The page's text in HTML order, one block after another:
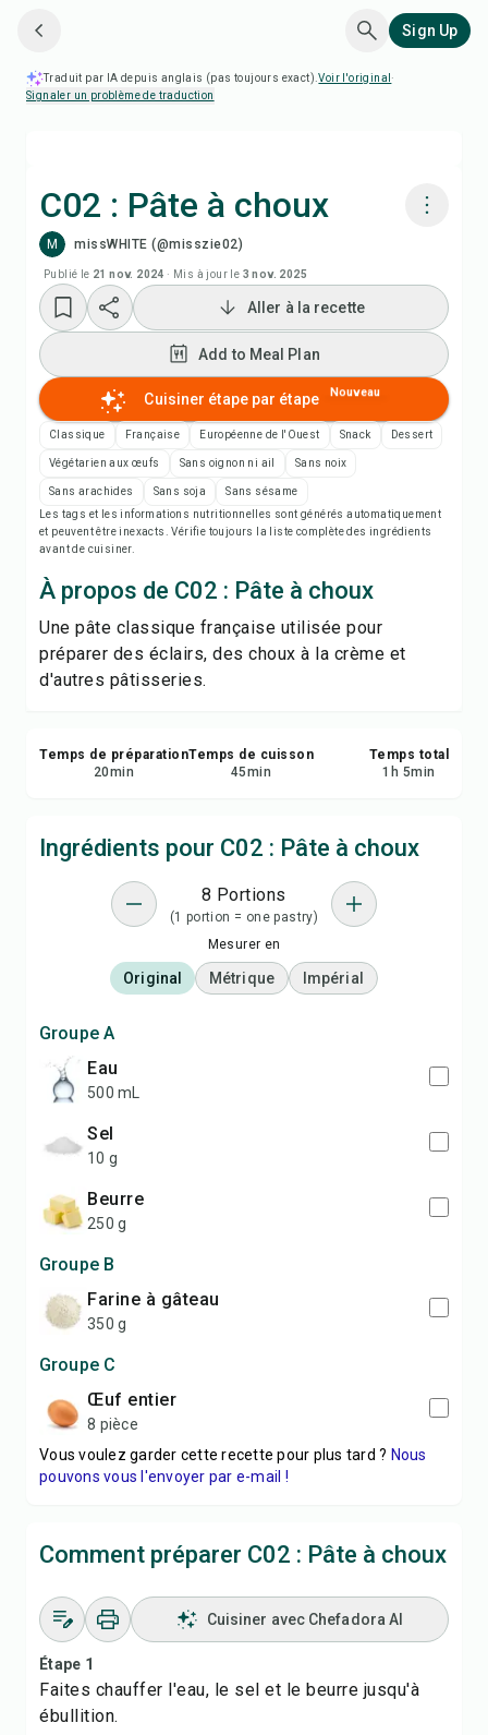
Sign Up
Traduit par IA depuis anglais (pas toujours exact).Voir l'original ·
Signaler un problème de traduction
C02 : Pâte à choux
M missWHITE (@misszie02)
Publié le 21 nov. 2024 · Mis à jour le 3 nov. 2025
Add to Meal Plan
Add to Shopping List
Notes de recette
Imprimer la recette
Aller à la recette
Add to Meal Plan
Cuisiner étape par étape Nouveau
Classique Française Européenne de l'Ouest Snack Dessert
Végétarien aux œufs Sans oignon ni ail Sans noix
Sans arachides Sans soja
Sans sésame
Les tags et les informations nutritionnelles sont générés automatiquement
et peuvent être inexacts. Vérifie toujours la liste complète des ingrédients
avant de cuisiner.
À propos de C02 : Pâte à choux
Une pâte classique française utilisée pour
préparer des éclairs, des choux à la crème et
d'autres pâtisseries.
Temps de préparation
20min
Temps de cuisson
45min
Temps total
1 h 5min
Ingrédients pour C02 : Pâte à choux
8 Portions
(1 portion = one pastry)
Mesurer en
Original Métrique Impérial
Groupe A
eau
500 mL
sel
10 g
beurre
250 g
Groupe B
farine à gâteau
350 g
Groupe C
œuf entier
8 pièce
Vous voulez garder cette recette pour plus tard ? Nous
pouvons vous l'envoyer par e-mail !
Comment préparer C02 : Pâte à choux
Cuisiner avec Chefadora AI
Étape 1
Faites chauffer l'eau, le sel et le beurre jusqu'à
ébullition.